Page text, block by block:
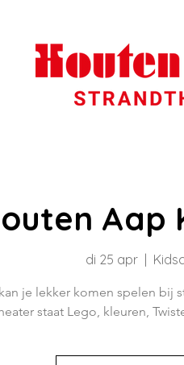
Aap
di 25 apr
  |
je lekker komen spelen bij
staat Lego, kleuren,